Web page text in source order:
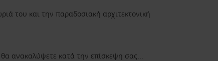
του και την παραδοσιακή αρχιτεκτονική
ανακαλύψετε κατά την επίσκεψη σας...